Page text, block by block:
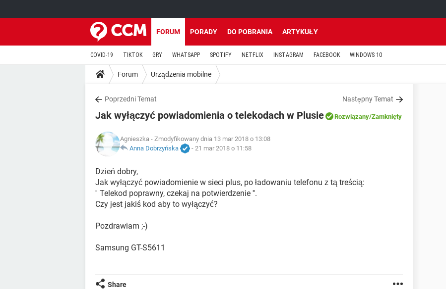
FORUM PORADY DO POBRANIA ARTYKUŁY
COVID-19 TIKTOK GRY WHATSAPP SPOTIFY NETFLIX INSTAGRAM FACEBOOK WINDOWS 10
Forum Urządzenia mobilne
Poprzedni Temat Następny Temat
Jak wyłączyć powiadomienia o telekodach w Plusie Rozwiązany/Zamknięty
Agnieszka - Zmodyfikowany dnia 13 mar 2018 o 13:08
Anna Dobrzyńska
- 21 mar 2018 o 11:58
Dzień dobry,
Jak wyłączyć powiadomienie w sieci plus, po ładowaniu telefonu z tą treścią:
'' Telekod poprawny, czekaj na potwierdzenie ''.
Czy jest jakiś kod aby to wyłączyć?
Pozdrawiam ;-)
Samsung GT-S5611
Share